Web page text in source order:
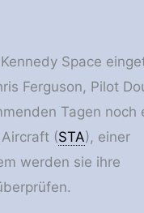
Space
Ferguson, Pilot
Tagen noch
(STA), einer
werden sie ihre